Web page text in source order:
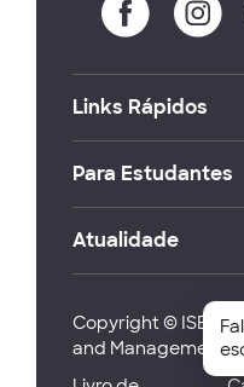
Links Rápidos
Para Estudantes
Atualidade
Copyright © ISEG
and Management